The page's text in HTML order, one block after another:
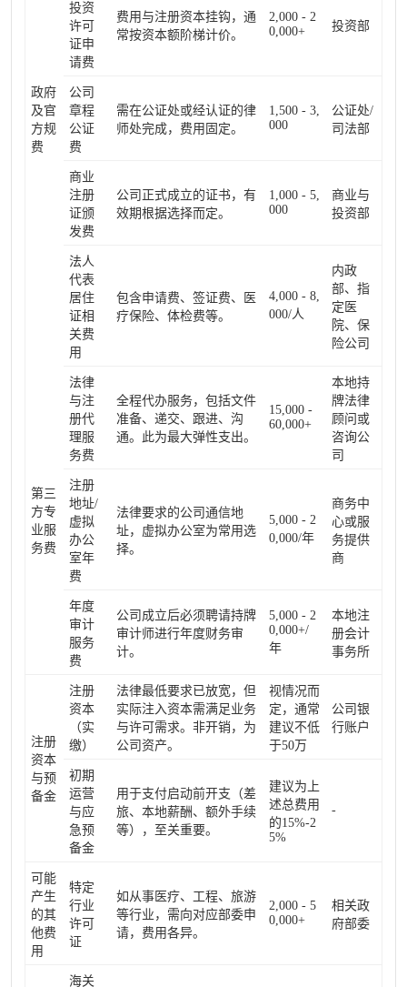
政府
及官
方规
费
投资
许可
证申
请费
费用与注册资本挂钩，通
常按资本额阶梯计价。
2,000 - 2
0,000+
投资部
公司
章程
公证
费
需在公证处或经认证的律
师处完成，费用固定。
1,500 - 3,
000
公证处/
司法部
商业
注册
证颁
发费
公司正式成立的证书，有
效期根据选择而定。
1,000 - 5,
000
商业与
投资部
法人
代表
居住
证相
关费
用
包含申请费、签证费、医
疗保险、体检费等。
4,000 - 8,
000/人
内政
部、指
定医
院、保
险公司
第三
方专
业服
务费
法律
与注
册代
理服
务费
全程代办服务，包括文件
准备、递交、跟进、沟
通。此为最大弹性支出。
15,000 -
60,000+
本地持
牌法律
顾问或
咨询公
司
注册
地址/
虚拟
办公
室年
费
法律要求的公司通信地
址，虚拟办公室为常用选
择。
5,000 - 2
0,000/年
商务中
心或服
务提供
商
年度
审计
服务
费
公司成立后必须聘请持牌
审计师进行年度财务审
计。
5,000 - 2
0,000+/
年
本地注
册会计
事务所
注册
资本
与预
备金
注册
资本
（实
缴）
法律最低要求已放宽，但
实际注入资本需满足业务
与许可需求。非开销，为
公司资产。
视情况而
定，通常
建议不低
于50万
公司银
行账户
初期
运营
与应
急预
备金
用于支付启动前开支（差
旅、本地薪酬、额外手续
等），至关重要。
建议为上
述总费用
的15%-2
5%
-
可能
产生
的其
他费
用
特定
行业
许可
证
如从事医疗、工程、旅游
等行业，需向对应部委申
请，费用各异。
2,000 - 5
0,000+
相关政
府部委
海关